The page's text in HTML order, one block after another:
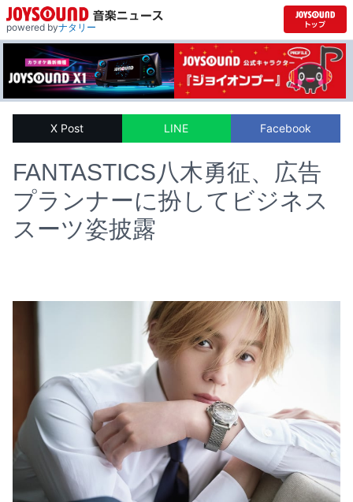
powered byナタリー
X Post LINE Facebook
FANTASTICS八木勇征、広告
プランナーに扮してビジネス
スーツ姿披露